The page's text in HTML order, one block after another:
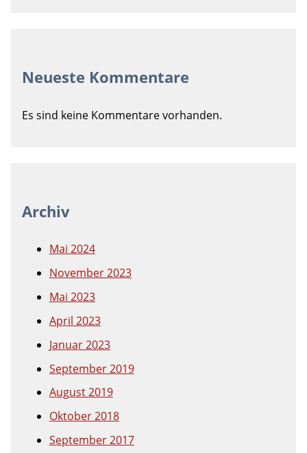
Neueste Kommentare
Es sind keine Kommentare vorhanden.
Archiv
Mai 2024
November 2023
Mai 2023
April 2023
Januar 2023
September 2019
August 2019
Oktober 2018
September 2017